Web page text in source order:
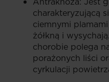
charakteryzującą
ciemnymi
żółkną i
chorobie polega
porażonych liści
cyrkulacji